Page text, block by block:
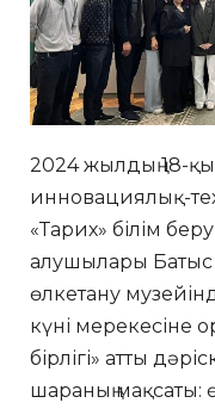
2024 жылдың 18-
инновациялық-
«Тарих» білім
алушылары Батыс
өлкетану
күні мерекесіне
бірлігі» атты
шараның мақсаты: